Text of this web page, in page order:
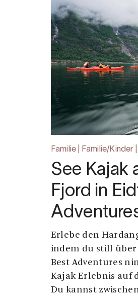
Familie | Familie/Kinder
See Kajak
Fjord in
Erlebe den
indem du still über
Best Adventures
Kajak Erlebnis auf
Du kannst